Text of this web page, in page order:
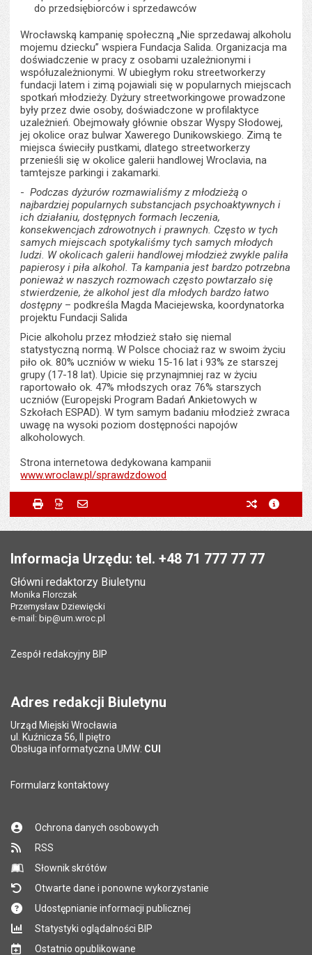
do przedsiębiorców i sprzedawców
Wrocławską kampanię społeczną „Nie sprzedawaj alkoholu
mojemu dziecku” wspiera Fundacja Salida. Organizacja ma
doświadczenie w pracy z osobami uzależnionymi i
współuzależnionymi. W ubiegłym roku streetworkerzy
fundacji latem i zimą pojawiali się w popularnych miejscach
spotkań młodzieży. Dyżury streetworkingowe prowadzone
były przez dwie osoby, doświadczone w profilaktyce
uzależnień. Obejmowały głównie obszar Wyspy Słodowej,
jej okolice oraz bulwar Xawerego Dunikowskiego. Zimą te
miejsca świeciły pustkami, dlatego streetworkerzy
przenieśli się w okolice galerii handlowej Wroclavia, na
tamtejsze parkingi i zakamarki.
-Podczas dyżurów rozmawialiśmy z młodzieżą o
najbardziej popularnych substancjach psychoaktywnych i
ich działaniu, dostępnych formach leczenia,
konsekwencjach zdrowotnych i prawnych. Często w tych
samych miejscach spotykaliśmy tych samych młodych
ludzi. W okolicach galerii handlowej młodzież zwykle paliła
papierosy i piła alkohol. Ta kampania jest bardzo potrzebna
ponieważ w naszych rozmowach często powtarzało się
stwierdzenie, że alkohol jest dla młodych bardzo łatwo
dostępny – podkreśla Magda Maciejewska, koordynatorka
projektu Fundacji Salida
Picie alkoholu przez młodzież stało się niemal
statystyczną normą. W Polsce chociaż raz w swoim życiu
piło ok. 80% uczniów w wieku 15-16 lat i 93% ze starszej
grupy (17-18 lat). Upicie się przynajmniej raz w życiu
raportowało ok. 47% młodszych oraz 76% starszych
uczniów (Europejski Program Badań Ankietowych w
Szkołach ESPAD). W tym samym badaniu młodzież zwraca
uwagę na wysoki poziom dostępności napojów
alkoholowych.
Strona internetowa dedykowana kampanii
www.wroclaw.pl/sprawdzdowod
Metryczka
Odpowiedzialny za treść:
Ostatnio zaktualizował:
Data ostatniej aktualizacji:
Powiadom znajomego
Powiadom znajomego
Twoje imię i nazwisko
Twój adres e-mail
Tytuł e-mailaPole wymagane
*
Adres e-mail znajomego
Pytanie antyspamowe
*
Pole wymagane
Drukuj Zapisz do PDF poprzednie
Informacja Urzędu: tel. +48 71 777 77 77
Główni redaktorzy Biuletynu
Monika Florczak
Przemysław Dziewięcki
e-mail:bip@um.wroc.pl
Zespół redakcyjny BIP
Adres redakcji Biuletynu
Urząd Miejski Wrocławia
ul. Kuźnicza 56, II piętro
Obsługa informatyczna UMW: CUI
Formularz kontaktowy
Ochrona danych osobowych
RSS
Słownik skrótów
Otwarte dane i ponowne wykorzystanie
Udostępnianie informacji publicznej
Statystyki oglądalności BIP
Ostatnio opublikowane